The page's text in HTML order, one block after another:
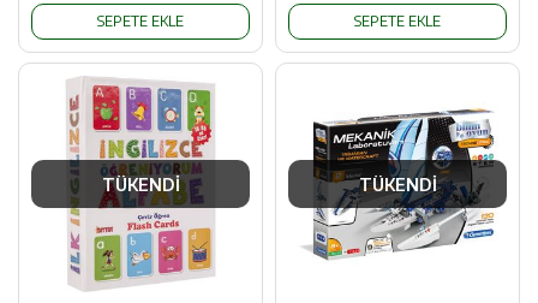
SEPETE EKLE SEPETE EKLE
TÜKENDİ TÜKENDİ